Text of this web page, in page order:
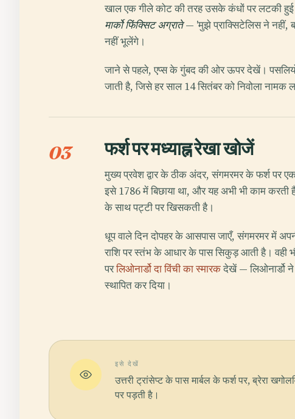
खाल एक गीले कोट की तरह उसके कंधों पर लटकी हुई
मार्को फिंक्सिट अग्राते— 'मुझे प्राक्सिटेलिस ने नहीं,
नहीं भूलेंगे।
जाने से पहले, एप्स के गुंबद की ओर ऊपर देखें।
जाती है, जिसे हर साल 14 सितंबर को निवोला
03 फर्श पर मध्याह्न रेखा खोजें
मुख्य प्रवेश द्वार के ठीक अंदर, संगमरमर के फर्श पर
इसे 1786 में बिछाया था, और यह अभी भी काम करती
के साथ पट्टी पर खिसकती है।
धूप वाले दिन दोपहर के आसपास जाएँ, संगमरमर में
राशि पर स्तंभ के आधार के पास सिकुड़ आती है। वही
परलिओनार्डो दा विंची का स्मारकदेखें — लिओनार्डो
स्थापित कर दिया।
इसे देखें
उत्तरी ट्रांसेप्ट के पास मार्बल के फर्श पर, ब्रेरा
पर पड़ती है।